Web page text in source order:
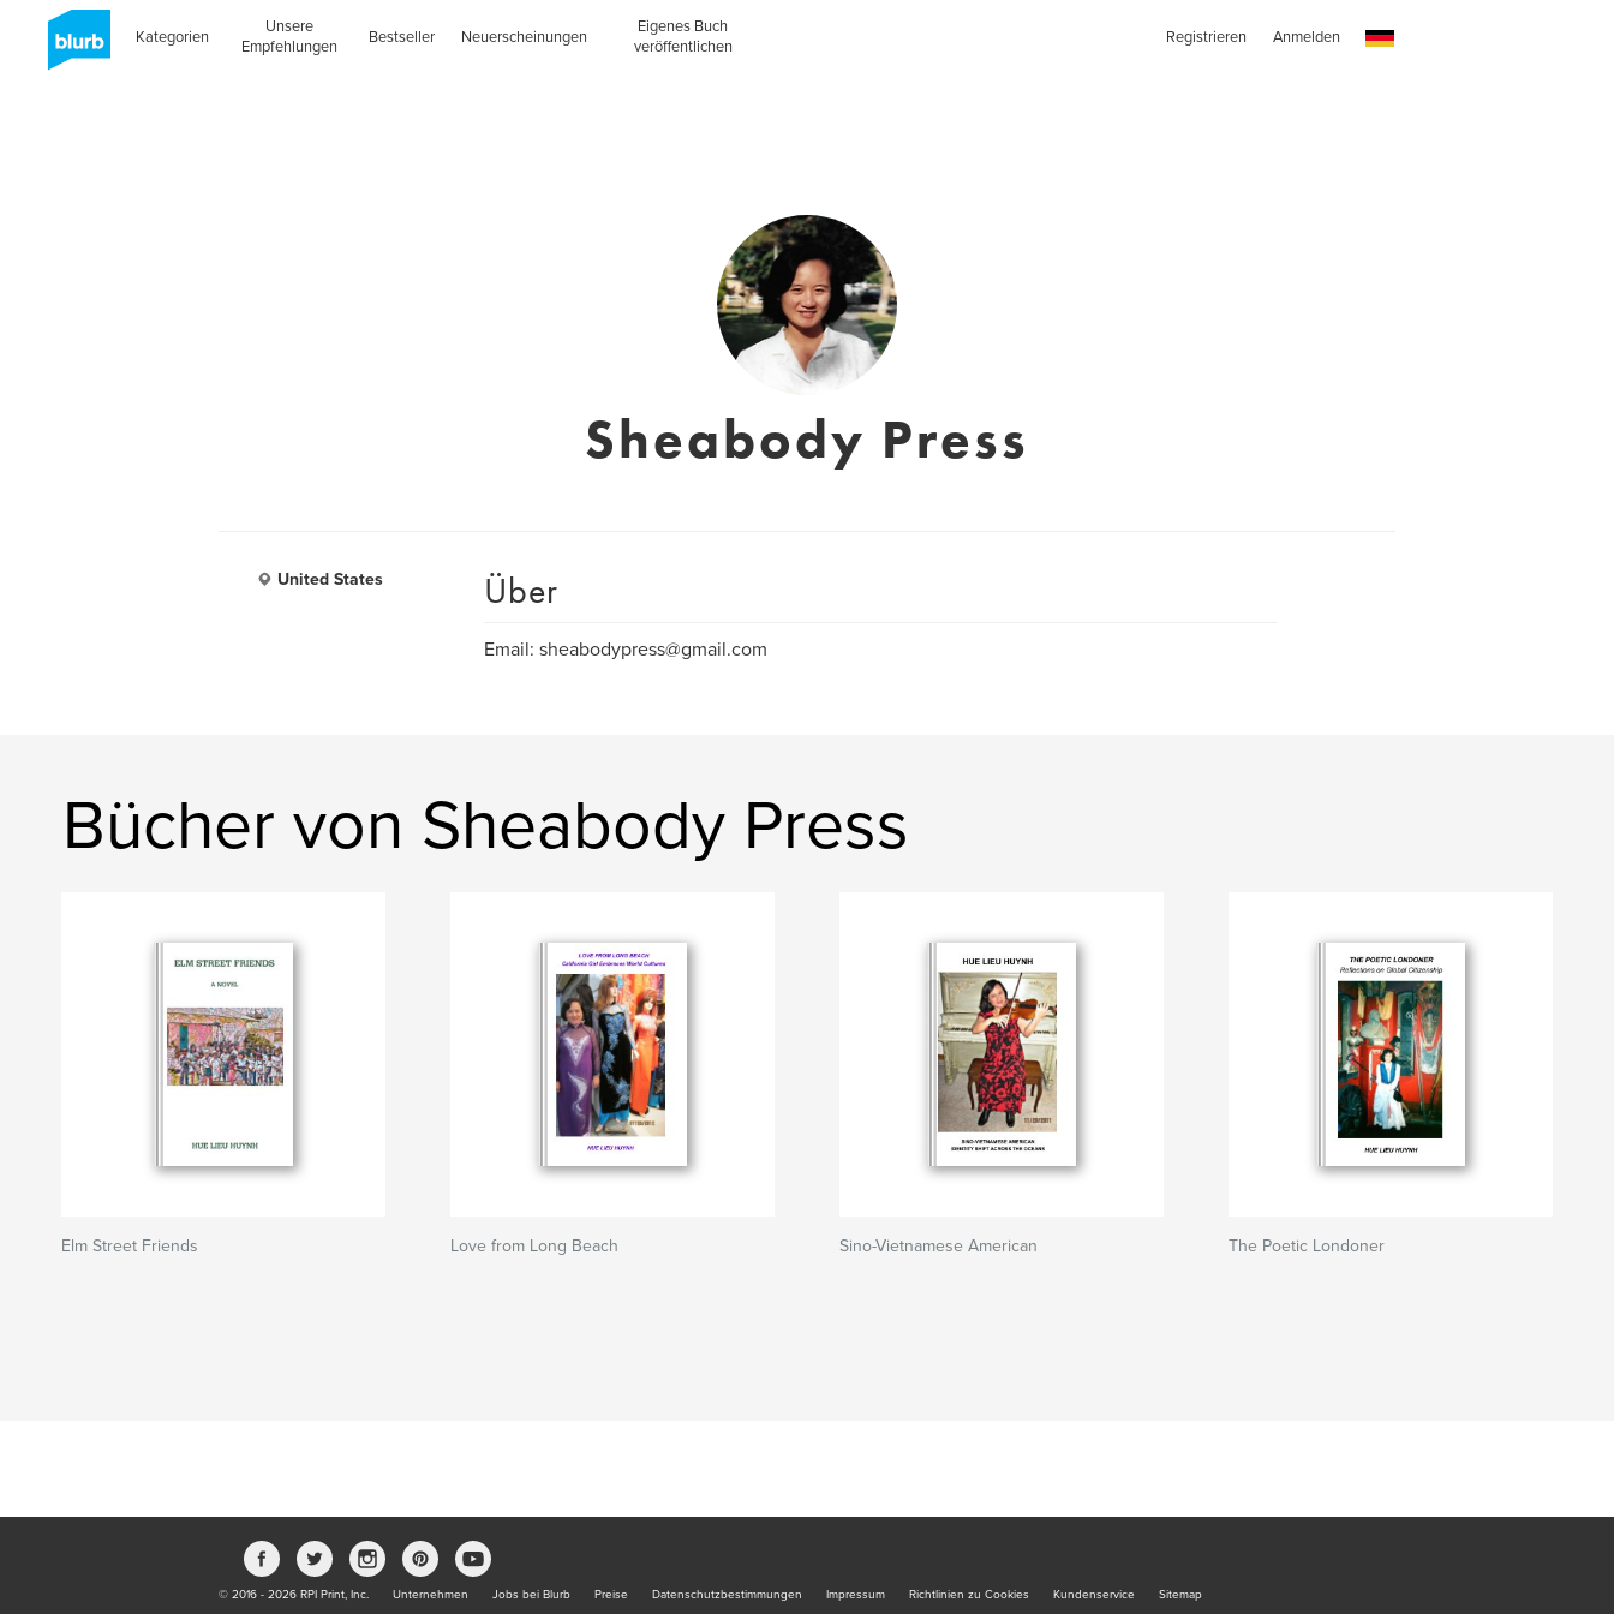
Kategorien
Unsere
Empfehlungen
Bestseller Neuerscheinungen
Eigenes Buch
veröffentlichen
Registrieren Anmelden
Sheabody Press
United States Über
Email: sheabodypress@gmail.com
Bücher von Sheabody Press
Elm Street Friends Love from Long Beach Sino-Vietnamese American The Poetic Londoner
© 2016 - 2026 RPI Print, Inc. Unternehmen Jobs bei Blurb Preise Datenschutzbestimmungen Impressum Richtlinien zu Cookies Kundenservice Sitemap